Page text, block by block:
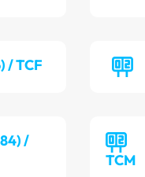
/ TCF
/
TCM